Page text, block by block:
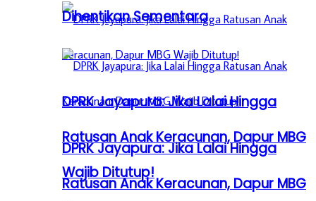
DPRK Jayapura: Jika Lalai Hingga
Ratusan Anak Keracunan, Dapur MBG
Wajib Ditutup!
Dihentikan Sementara
DPRK Jayapura: Jika Lalai Hingga
Ratusan Anak Keracunan, Dapur MBG